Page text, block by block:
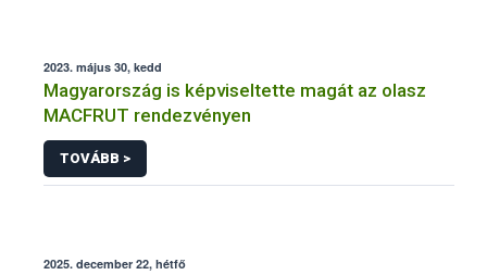
2023. május 30, kedd
Magyarország is képviseltette magát az olasz
MACFRUT rendezvényen
TOVÁBB >
2025. december 22, hétfő